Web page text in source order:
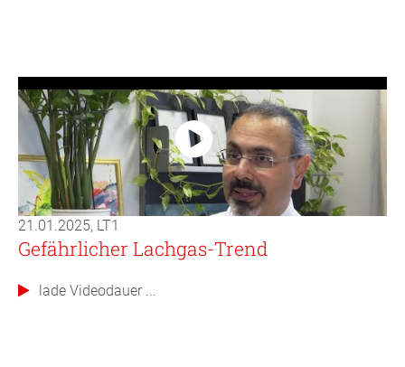
21.01.2025, LT1
Gefährlicher Lachgas-Trend
lade Videodauer ...